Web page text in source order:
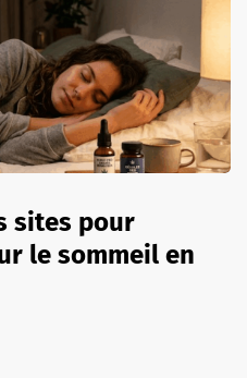
sites pour
le sommeil en